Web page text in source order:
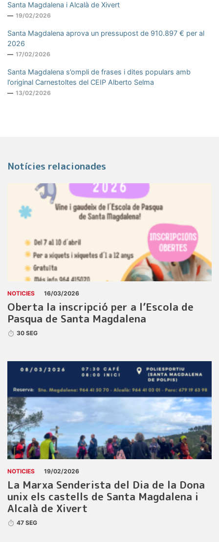
Santa Magdalena i Alcalà de Xivert
19/02/2026
Santa Magdalena aprova un pressupost de 910.897 € per al
2026
17/02/2026
Santa Magdalena s’ompli de frases i dites populars amb
l’original Carnestoltes del CEIP Alberto Selma
13/02/2026
Notícies relacionades
NOTICIES 16/03/2026
Oberta la inscripció per a l’Escola de
Pasqua de Santa Magdalena
30 SEG
NOTICIES 19/02/2026
La Marxa Senderista del Dia de la Dona
unix els castells de Santa Magdalena i
Alcalà de Xivert
47 SEG